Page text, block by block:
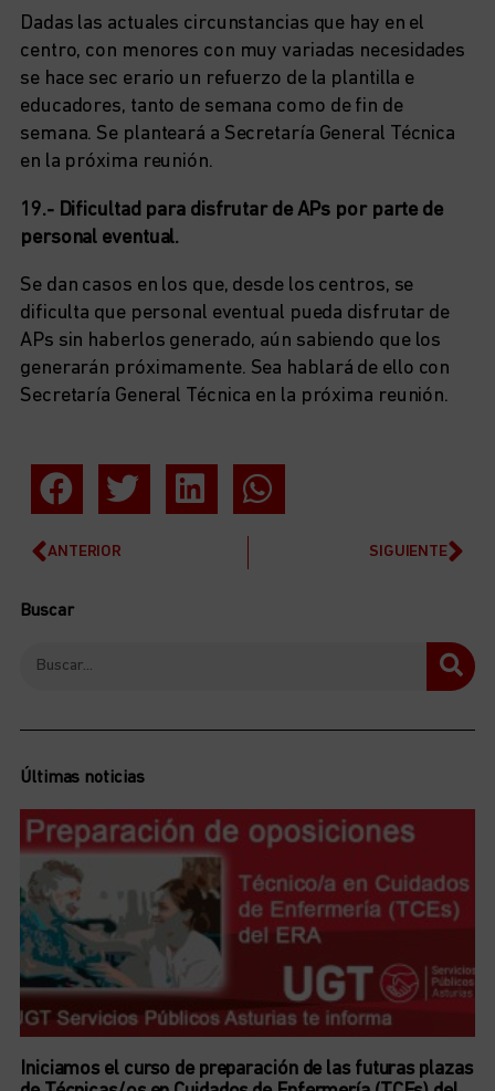
Dadas las actuales circunstancias que hay en el
centro, con menores con muy variadas necesidades
se hace sec erario un refuerzo de la plantilla e
educadores, tanto de semana como de fin de
semana. Se planteará a Secretaría General Técnica
en la próxima reunión.
19.- Dificultad para disfrutar de APs por parte de
personal eventual.
Se dan casos en los que, desde los centros, se
dificulta que personal eventual pueda disfrutar de
APs sin haberlos generado, aún sabiendo que los
generarán próximamente. Sea hablará de ello con
Secretaría General Técnica en la próxima reunión.
ANTERIOR SIGUIENTE
Buscar
Últimas noticias
Iniciamos el curso de preparación de las futuras plazas